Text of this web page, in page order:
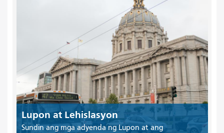
Lupon at Lehislasyon
Sundin ang mga adyenda ng Lupon at ang